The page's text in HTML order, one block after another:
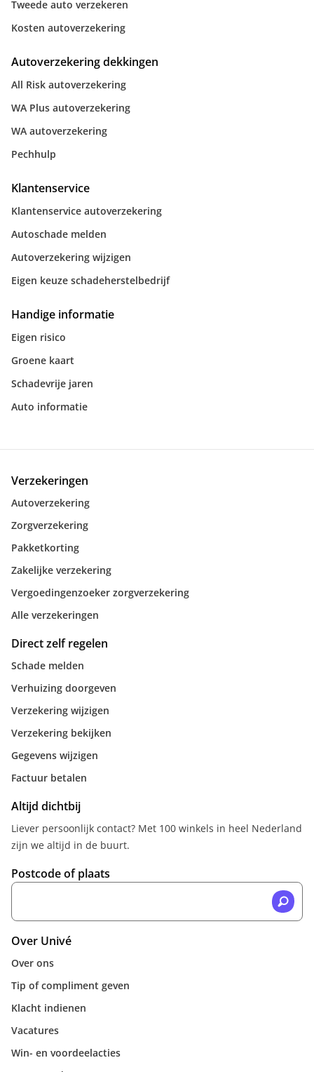
Tweede auto verzekeren
Kosten autoverzekering
Autoverzekering dekkingen
All Risk autoverzekering
WA Plus autoverzekering
WA autoverzekering
Pechhulp
Klantenservice
Klantenservice autoverzekering
Autoschade melden
Autoverzekering wijzigen
Eigen keuze schadeherstelbedrijf
Handige informatie
Eigen risico
Groene kaart
Schadevrije jaren
Auto informatie
Verzekeringen
Autoverzekering
Zorgverzekering
Pakketkorting
Zakelijke verzekering
Vergoedingenzoeker zorgverzekering
Alle verzekeringen
Direct zelf regelen
Schade melden
Verhuizing doorgeven
Verzekering wijzigen
Verzekering bekijken
Gegevens wijzigen
Factuur betalen
Altijd dichtbij
Liever persoonlijk contact? Met 100 winkels in heel Nederland
zijn we altijd in de buurt.
Postcode of plaats
Over Univé
Over ons
Tip of compliment geven
Klacht indienen
Vacatures
Win- en voordeelacties